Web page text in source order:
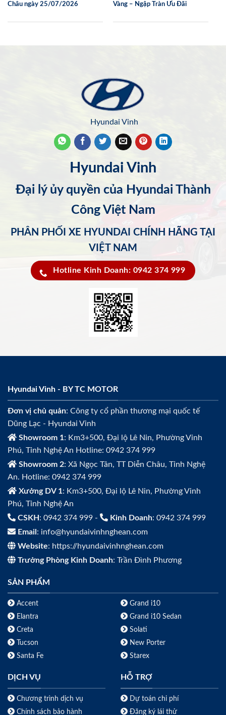
Châu ngày 25/07/2026
Vàng – Ngập Tràn Ưu Đãi
Hyundai Vinh
Hyundai Vinh
Đại lý ủy quyền của Hyundai Thành
Công Việt Nam
PHÂN PHỐI XE HYUNDAI CHÍNH HÃNG TẠI
VIỆT NAM
Hotline Kinh Doanh: 0942 374 999
Hyundai Vinh - BY TC MOTOR
Đơn vị chủ quản: Công ty cổ phần thương mại quốc tế
Dũng Lạc - Hyundai Vinh
Showroom 1: Km3+500, Đại lộ Lê Nin, Phường Vinh
Phú, Tỉnh Nghệ An Hotline: 0942 374 999
Showroom 2: Xã Ngọc Tân, TT Diễn Châu, Tỉnh Nghệ
An. Hotline: 0942 374 999
Xưởng DV 1: Km3+500, Đại lộ Lê Nin, Phường Vinh
Phú, Tỉnh Nghệ An
CSKH : 0942 374 999 - Kinh Doanh: 0942 374 999
Email : info@hyundaivinhnghean.com
Website: https://hyundaivinhnghean.com
Trưởng Phòng Kinh Doanh: Trần Đình Phương
SẢN PHẨM
Accent
Elantra
Creta
Tucson
Santa Fe
Grand i10
Grand i10 Sedan
Solati
New Porter
Starex
DỊCH VỤ
Chương trình dịch vụ
Chính sách bảo hành
HỖ TRỢ
Dự toán chi phí
Đăng ký lái thử